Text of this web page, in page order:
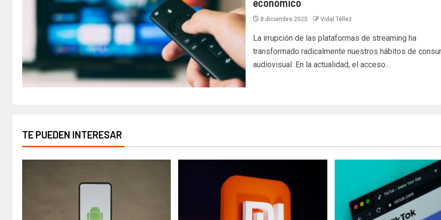
8 diciembre 2025 Vidal Téllez
La irrupción de las plataformas de streaming ha
transformado radicalmente nuestros hábitos de
audiovisual. En la actualidad, el acceso...
TE PUEDEN INTERESAR